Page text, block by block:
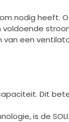
nodig heeft.
een
Dit
is de